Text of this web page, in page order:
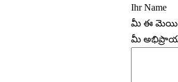
Ihr Name
మీ ఈ
మీ